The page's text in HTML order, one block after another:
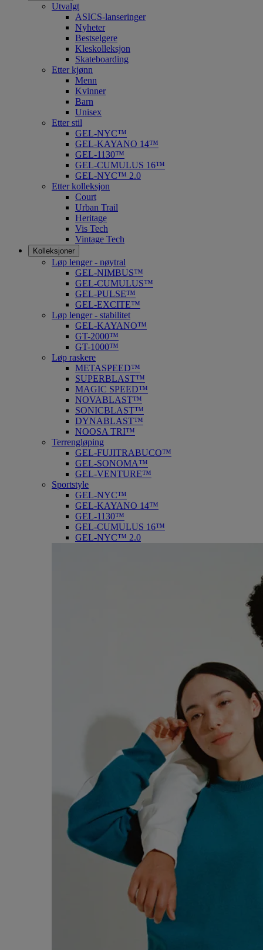
Utvalgt
ASICS-lanseringer
Nyheter
Bestselgere
Kleskolleksjon
Skateboarding
Etter kjønn
Menn
Kvinner
Barn
Unisex
Etter stil
GEL-NYC™
GEL-KAYANO 14™
GEL-1130™
GEL-CUMULUS 16™
GEL-NYC™ 2.0
Etter kolleksjon
Court
Urban Trail
Heritage
Vis Tech
Vintage Tech
Kolleksjoner
Løp lenger - nøytral
GEL-NIMBUS™
GEL-CUMULUS™
GEL-PULSE™
GEL-EXCITE™
Løp lenger - stabilitet
GEL-KAYANO™
GT-2000™
GT-1000™
Løp raskere
METASPEED™
SUPERBLAST™
MAGIC SPEED™
NOVABLAST™
SONICBLAST™
DYNABLAST™
NOOSA TRI™
Terrengløping
GEL-FUJITRABUCO™
GEL-SONOMA™
GEL-VENTURE™
Sportstyle
GEL-NYC™
GEL-KAYANO 14™
GEL-1130™
GEL-CUMULUS 16™
GEL-NYC™ 2.0